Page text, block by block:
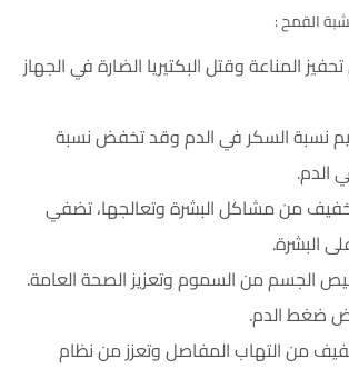
القمح :
المناعة وقتل البكتيريا الضارة في الجهاز
نسبة السكر في الدم وقد تخفض نسبة
الدم.
من مشاكل البشرة وتعالجها، تضفي
البشرة.
الجسم من السموم وتعزيز الصحة العامة.
ضغط الدم.
من التهاب المفاصل وتعزز من نظام